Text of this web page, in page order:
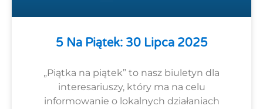
5 Na Piątek: 30 Lipca 2025
„Piątka na piątek” to nasz biuletyn dla
interesariuszy, który ma na celu
informowanie o lokalnych działaniach